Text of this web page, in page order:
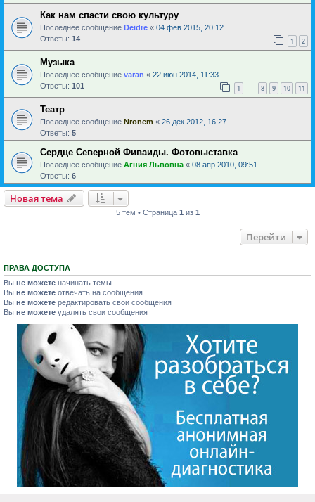
Как нам спасти свою культуру
Последнее сообщение Deidre « 04 фев 2015, 20:12
Ответы: 14 1 2
Музыка
Последнее сообщение varan « 22 июн 2014, 11:33
Ответы: 101 1 8 9 10 11
Театр
Последнее сообщение Nronem « 26 дек 2012, 16:27
Ответы: 5
Сердце Северной Фиваиды. Фотовыставка
Последнее сообщение Агния Львовна « 08 апр 2010, 09:51
Ответы: 6
Новая тема
5 тем • Страница 1 из 1
Перейти
ПРАВА ДОСТУПА
Вы не можете начинать темы
Вы не можете отвечать на сообщения
Вы не можете редактировать свои сообщения
Вы не можете удалять свои сообщения